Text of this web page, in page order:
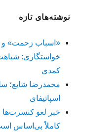
نوشته‌های تازه
«اسباب زحمت» و
کمدی
محمدرضا شایع؛
اسپاتیفای
خبر لغو کنسرت‌ها
کاملاً بی‌اساس